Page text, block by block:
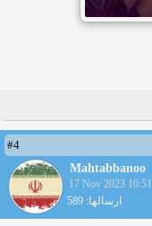
#4
Mahtabbanoo
17 Nov 2023 10:51
ارسالها: 589